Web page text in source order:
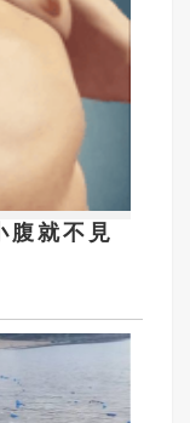
腹就不見